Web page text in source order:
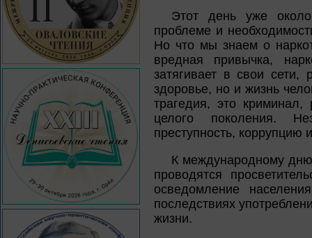
Этот день уже
проблеме и
Но что мы знаем о
вредная привычка,
затягивает в свои сети,
здоровье, но и жизнь
трагедия, это
целого поколения.
преступность, коррупцию
К международному
проводятся
осведомление
последствиях
жизни.